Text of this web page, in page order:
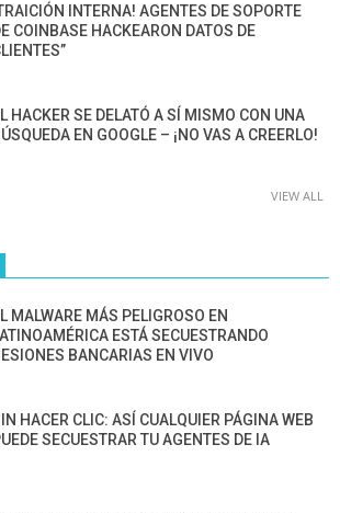
INTERNA! AGENTES DE SOPORTE
COINBASE HACKEARON DATOS DE
HACKER SE DELATÓ A SÍ MISMO CON UNA
EN GOOGLE – ¡NO VAS A CREERLO!
VIEW ALL
MALWARE MÁS PELIGROSO EN
ESTÁ SECUESTRANDO
BANCARIAS EN VIVO
HACER CLIC: ASÍ CUALQUIER PÁGINA WEB
SECUESTRAR TU AGENTES DE IA